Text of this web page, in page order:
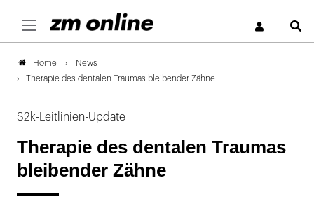
Home
News
Therapie des dentalen Traumas bleibender Zähne
S2k-Leitlinien-Update
Therapie des dentalen Traumas
bleibender Zähne